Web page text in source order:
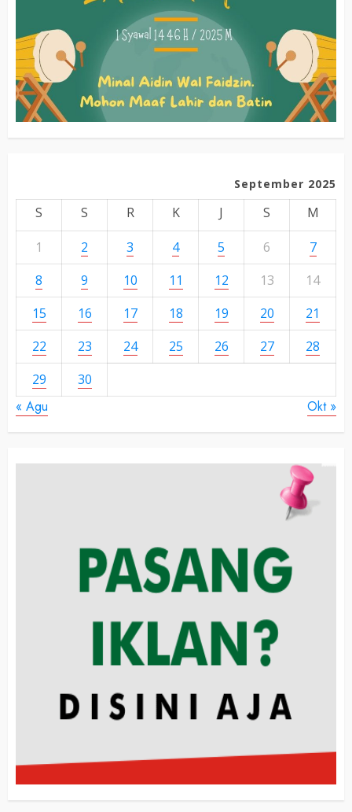
September 2025
S S R K J S
M
1
2 3 4 5 6
7
8
9 10 11 12 13
14
15
16 17 18 19 20
21
22
23 24 25 26 27
28
29
30
« Agu Okt »